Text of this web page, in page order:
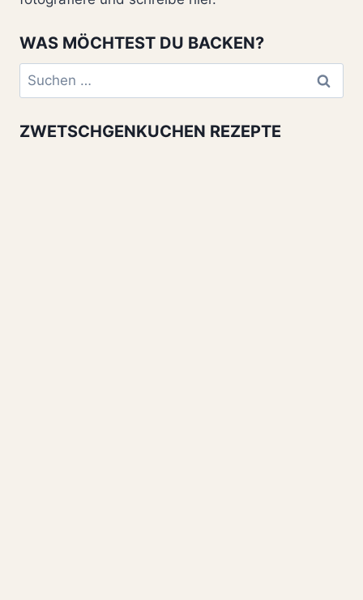
WAS MÖCHTEST DU BACKEN?
Suchen
nach:
ZWETSCHGENKUCHEN REZEPTE